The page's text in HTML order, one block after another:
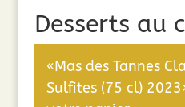
Desserts au
«Mas des Tannes
Sulfites (75 cl)